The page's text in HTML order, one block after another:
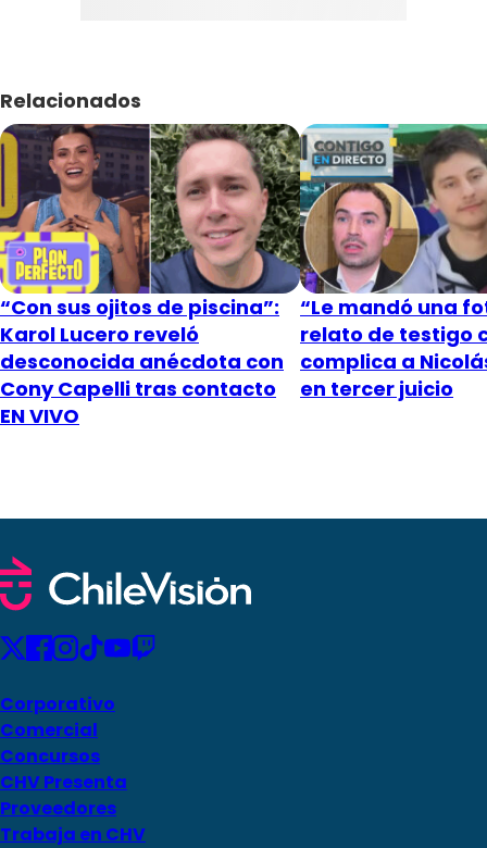
Relacionados
“Con sus ojitos de piscina”:
Karol Lucero reveló
desconocida anécdota con
Cony Capelli tras contacto
EN VIVO
“Le mandó una
relato de testigo
complica a
en tercer juicio
Corporativo
Comercial
Concursos
CHV Presenta
Proveedores
Trabaja en CHV